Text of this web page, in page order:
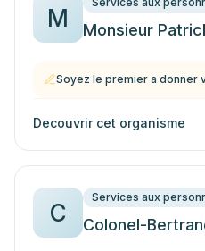
M Monsieur
Soyez le premier a donner
Decouvrir cet organisme
C
Services aux
Colonel-